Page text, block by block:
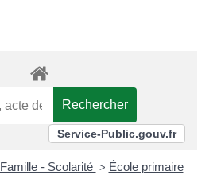
Service-Public.gouv.fr
Famille - Scolarité > École primaire